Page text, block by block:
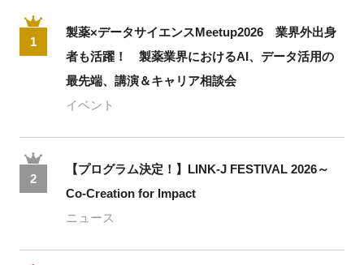
1
製薬×データサイエンスMeetup2026 業界外出身
者も活躍！ 製薬業界におけるAI、データ活用の
最先端、講演＆キャリア相談会
イベント
2
【プログラム決定！】LINK-J FESTIVAL 2026～
Co-Creation for Impact
ニュース